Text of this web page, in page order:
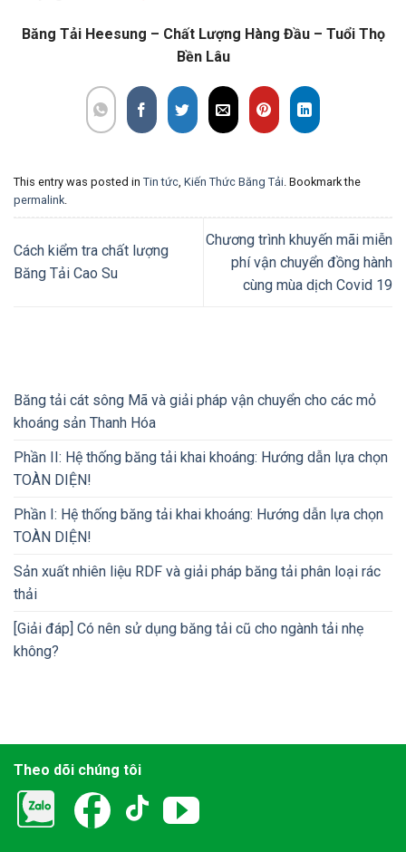
Băng Tải Heesung – Chất Lượng Hàng Đầu – Tuổi Thọ
Bền Lâu
This entry was posted in Tin tức, Kiến Thức Băng Tải. Bookmark the
permalink.
Cách kiểm tra chất lượng
Băng Tải Cao Su
Chương trình khuyến mãi miễn
phí vận chuyển đồng hành
cùng mùa dịch Covid 19
Băng tải cát sông Mã và giải pháp vận chuyển cho các mỏ
khoáng sản Thanh Hóa
Phần II: Hệ thống băng tải khai khoáng: Hướng dẫn lựa chọn
TOÀN DIỆN!
Phần I: Hệ thống băng tải khai khoáng: Hướng dẫn lựa chọn
TOÀN DIỆN!
Sản xuất nhiên liệu RDF và giải pháp băng tải phân loại rác
thải
[Giải đáp] Có nên sử dụng băng tải cũ cho ngành tải nhẹ
không?
Theo dõi chúng tôi